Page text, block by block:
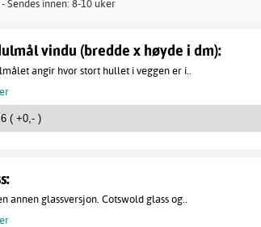
Sendes innen: 8-10 uker
vindu (bredde x høyde i dm):
angir hvor stort hullet i veggen er i..
annen glassversjon. Cotswold glass og..